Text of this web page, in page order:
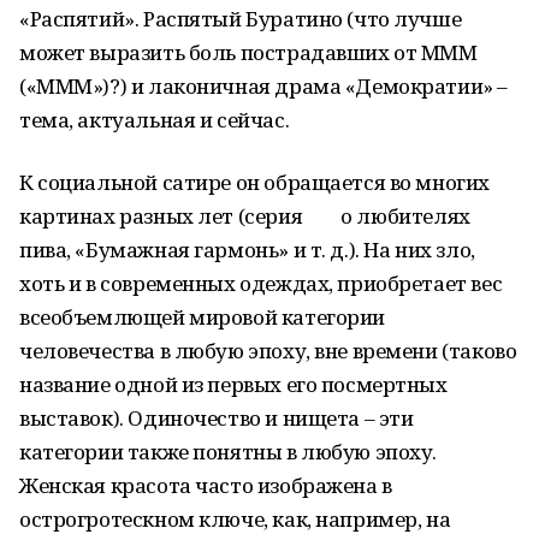
«Распятий». Распятый Буратино (что лучше
может выразить боль пострадавших от МММ
(«МММ»)?) и лаконичная драма «Демократии» –
тема, актуальная и сейчас.
К социальной сатире он обращается во многих
картинах разных лет (серия о любителях
пива, «Бумажная гармонь» и т. д.). На них зло,
хоть и в современных одеждах, приобретает вес
всеобъемлющей мировой категории
человечества в любую эпоху, вне времени (таково
название одной из первых его посмертных
выставок). Одиночество и нищета – эти
категории также понятны в любую эпоху.
Женская красота часто изображена в
острогротескном ключе, как, например, на